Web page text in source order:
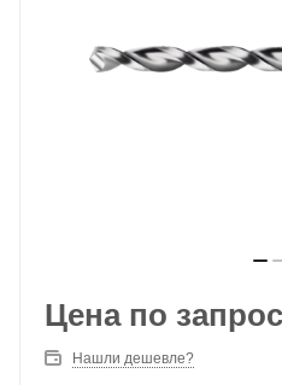
Цена по
Нашли дешевле?